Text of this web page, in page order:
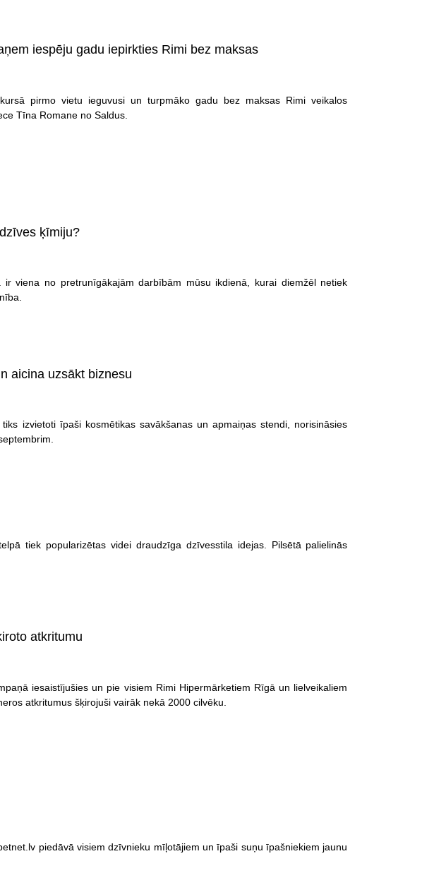
iespēju gadu iepirkties Rimi bez maksas
pirmo vietu ieguvusi un turpmāko gadu bez maksas Rimi veikalos
Tīna Romane no Saldus.
ķīmiju?
ir viena no pretrunīgākajām darbībām mūsu ikdienā, kurai diemžēl netiek
aicina uzsākt biznesu
izvietoti īpaši kosmētikas savākšanas un apmaiņas stendi, norisināsies
tiek popularizētas videi draudzīga dzīvesstila idejas. Pilsētā palielinās
atkritumu
iesaistījušies un pie visiem Rimi Hipermārketiem Rīgā un lielveikaliem
atkritumus šķirojuši vairāk nekā 2000 cilvēku.
piedāvā visiem dzīvnieku mīļotājiem un īpaši suņu īpašniekiem jaunu